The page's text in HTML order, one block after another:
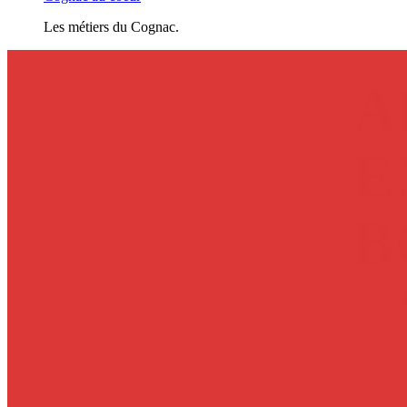
Les métiers du Cognac.